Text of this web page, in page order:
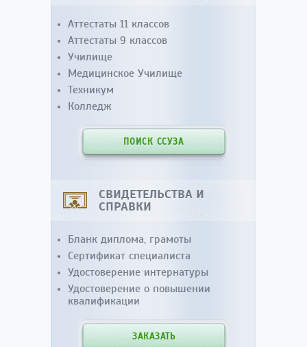
Аттестаты 11 классов
Аттестаты 9 классов
Училище
Медицинское Училище
Техникум
Колледж
ПОИСК ССУЗА
СВИДЕТЕЛЬСТВА И
СПРАВКИ
Бланк диплома, грамоты
Сертификат специалиста
Удостоверение интернатуры
Удостоверение о повышении
квалификации
ЗАКАЗАТЬ